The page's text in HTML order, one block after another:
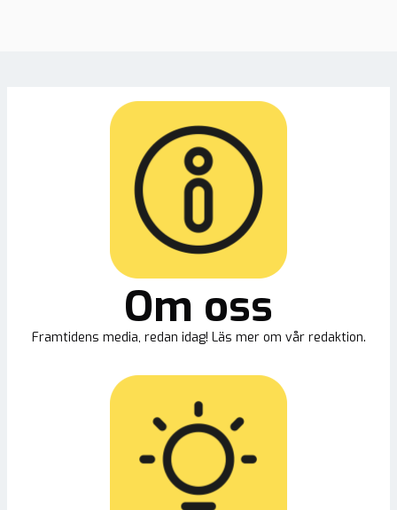
Om oss
Framtidens media, redan idag! Läs mer om vår redaktion.